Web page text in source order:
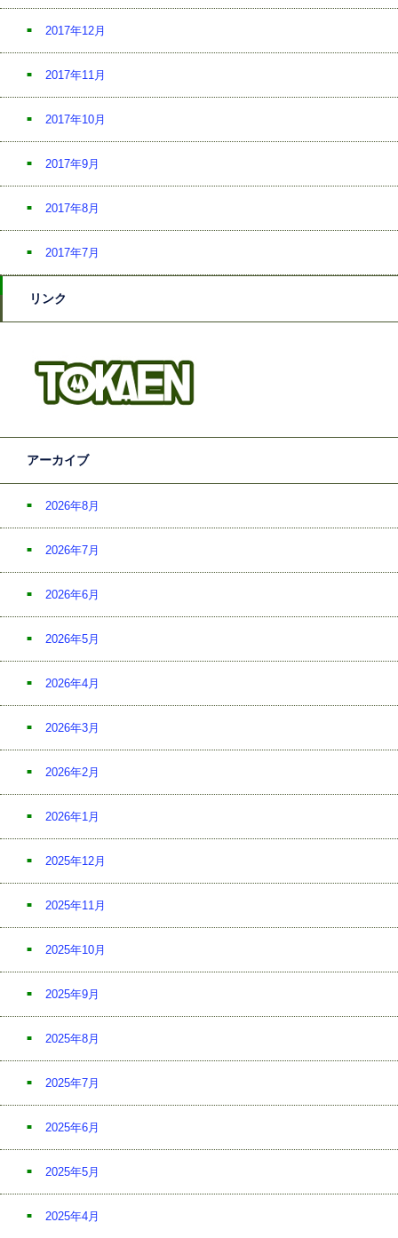
2017年12月
2017年11月
2017年10月
2017年9月
2017年8月
2017年7月
リンク
アーカイブ
2026年8月
2026年7月
2026年6月
2026年5月
2026年4月
2026年3月
2026年2月
2026年1月
2025年12月
2025年11月
2025年10月
2025年9月
2025年8月
2025年7月
2025年6月
2025年5月
2025年4月